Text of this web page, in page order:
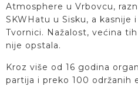
Atmosphere u Vrbovcu,
SKWHatu u Sisku, a kasnije
Tvornici. Nažalost, većina
nije opstala.
Kroz više od 16 godina
partija i preko 100 održanih